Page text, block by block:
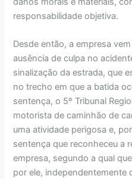
responsabilidade objetiva.
Desde então, a empresa
ausência de culpa no
sinalização da estrada, que
no trecho em que a batida
sentença, o 5º Tribunal
motorista de caminhão de
uma atividade perigosa e,
sentença que reconheceu a
empresa, segundo a qual
por ele, independentemente